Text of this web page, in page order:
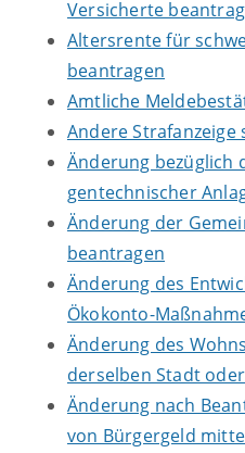
Versicherte
Altersrente für
beantragen
Amtliche
Andere Strafanzeige
Änderung bezüglich
gentechnischer
Änderung der
beantragen
Änderung des
Ökokonto-
Änderung des
derselben Stadt
Änderung nach
von Bürgergeld